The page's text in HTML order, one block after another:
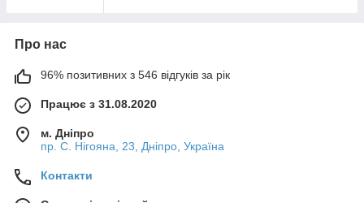
Про нас
96% позитивних з 546 відгуків за рік
Працює з 31.08.2020
м. Дніпро
пр. С. Нігояна, 23, Дніпро, Україна
Контакти